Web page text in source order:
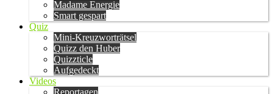
Madame Energie
Smart gespart
Quiz
Mini-Kreuzworträtsel
Quizz den Huber
Quizzticle
Aufgedeckt
Videos
Reportagen